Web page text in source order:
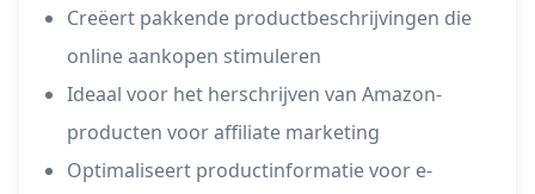
Creëert pakkende productbeschrijvingen die
online aankopen stimuleren
Ideaal voor het herschrijven van Amazon-
producten voor affiliate marketing
Optimaliseert productinformatie voor e-